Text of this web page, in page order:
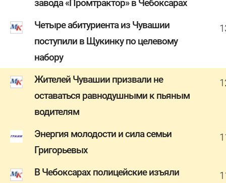
завода «Промтрактор» в Чебоксарах
Четыре абитуриента из Чувашии
поступили в Щукинку по целевому
набору
Жителей Чувашии призвали не
оставаться равнодушными к пьяным
водителям
Энергия молодости и сила семьи
Григорьевых
В Чебоксарах полицейские изъяли